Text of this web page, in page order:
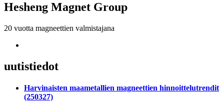
Hesheng Magnet Group
20 vuotta magneettien valmistajana
uutistiedot
Harvinaisten maametallien magneettien hinnoittelutrendit
(250327)